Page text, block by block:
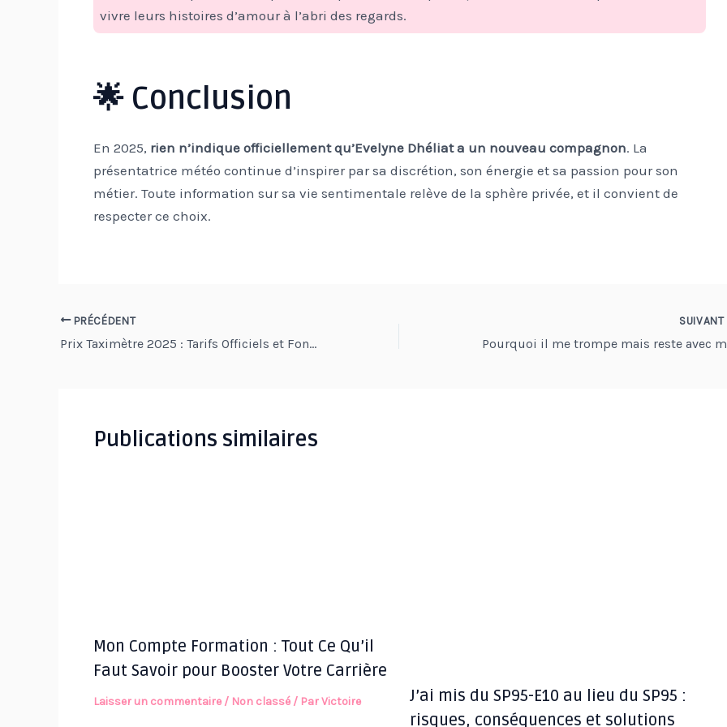
vivre leurs histoires d’amour à l’abri des regards.
🌟 Conclusion
En 2025, rien n’indique officiellement qu’Evelyne Dhéliat a un nouveau compagnon. La
présentatrice météo continue d’inspirer par sa discrétion, son énergie et sa passion pour son
métier. Toute information sur sa vie sentimentale relève de la sphère privée, et il convient de
respecter ce choix.
Navigation
des
PRÉCÉDENT
Prix Taximètre 2025 : Tarifs Officiels et Fonctionnement à Paris
SUIVANT
Publications similaires
Mon Compte Formation : Tout Ce Qu’il
Faut Savoir pour Booster Votre Carrière
Laisser un commentaire / Non classé/ ParVictoire
J’ai mis du SP95-E10 au lieu du SP95 :
risques, conséquences et solutions